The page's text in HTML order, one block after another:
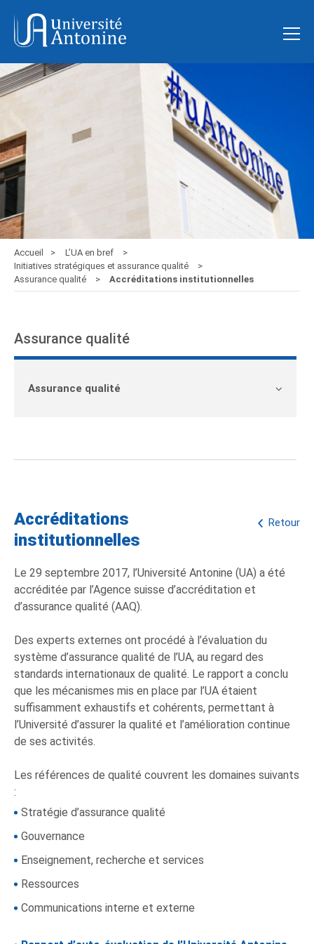
Accueil
L’UA en bref
Initiatives stratégiques et assurance qualité
Assurance qualité
Accréditations institutionnelles
Assurance qualité
Assurance qualité
Retour
Accréditations
institutionnelles
Le 29 septembre 2017, l’Université Antonine (UA) a été
accréditée par l’Agence suisse d’accréditation et
d’assurance qualité (AAQ).
Des experts externes ont procédé à l’évaluation du
système d’assurance qualité de l’UA, au regard des
standards internationaux de qualité. Le rapport a conclu
que les mécanismes mis en place par l’UA étaient
suffisamment exhaustifs et cohérents, permettant à
l’Université d’assurer la qualité et l’amélioration continue
de ses activités.
Les références de qualité couvrent les domaines suivants
:
Stratégie d’assurance qualité
Gouvernance
Enseignement, recherche et services
Ressources
Communications interne et externe